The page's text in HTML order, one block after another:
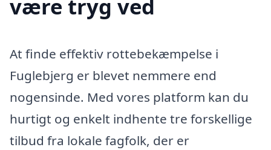
være tryg ved
At finde effektiv rottebekæmpelse i
Fuglebjerg er blevet nemmere end
nogensinde. Med vores platform kan du
hurtigt og enkelt indhente tre forskellige
tilbud fra lokale fagfolk, der er